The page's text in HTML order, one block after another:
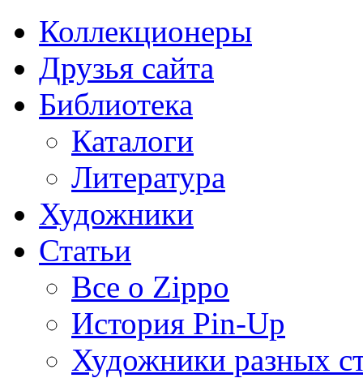
Коллекционеры
Друзья сайта
Библиотека
Каталоги
Литература
Художники
Статьи
Все о Zippo
История Pin-Up
Художники разных